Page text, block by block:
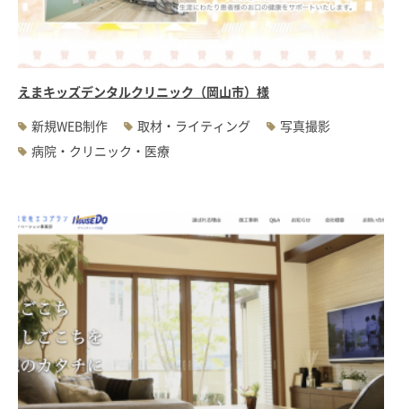
えまキッズデンタルクリニック（岡山市）様
新規WEB制作
取材・ライティング
写真撮影
病院・クリニック・医療